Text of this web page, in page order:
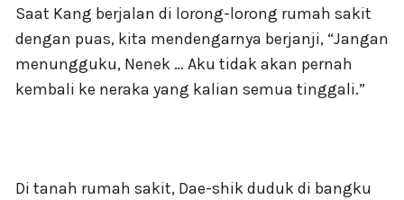
Saat Kang berjalan di lorong-lorong rumah sakit
dengan puas, kita mendengarnya berjanji, “Jangan
menungguku, Nenek … Aku tidak akan pernah
kembali ke neraka yang kalian semua tinggali.”
Di tanah rumah sakit, Dae-shik duduk di bangku